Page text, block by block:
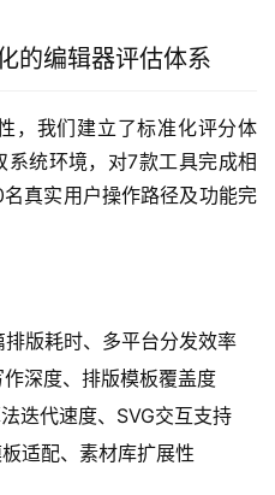
的编辑器评估体系
，我们建立了标准化评分体
统环境，对7款工具完成相
真实用户操作路径及功能完
版耗时、多平台分发效率
深度、排版模板覆盖度
迭代速度、SVG交互支持
适配、素材库扩展性